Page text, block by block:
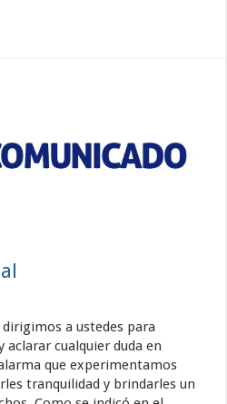
a ustedes para
cualquier duda en
que experimentamos
tranquilidad y brindarles un